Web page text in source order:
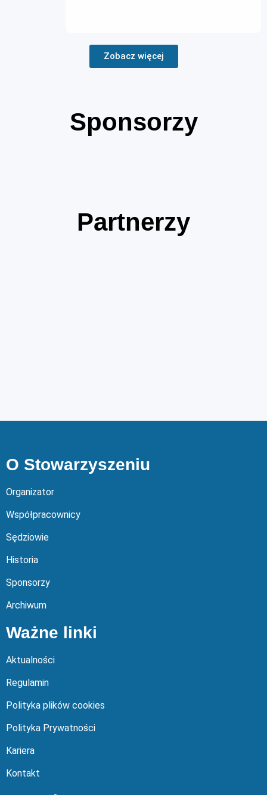
Zobacz więcej
Sponsorzy
Partnerzy
O Stowarzyszeniu
Organizator
Współpracownicy
Sędziowie
Historia
Sponsorzy
Archiwum
Ważne linki
Aktualności
Regulamin
Polityka plików cookies
Polityka Prywatności
Kariera
Kontakt